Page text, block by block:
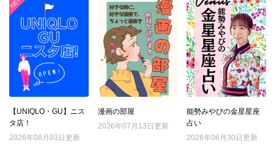
【UNIQLO・GU】ニス
タ店！
2026年08月03日更新
漫画の部屋
2026年07月13日更新
能勢みやびの金星星座
占い
2026年06月30日更新